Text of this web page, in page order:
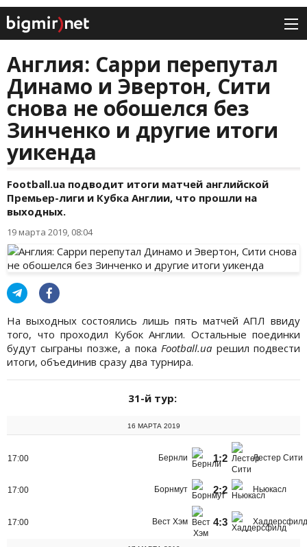
Англия: Сарри перепутал
Динамо и Эвертон, Сити
снова не обошелся без
Зинченко и другие итоги
уикенда
Football.ua подводит итоги матчей английской
Премьер-лиги и Кубка Англии, что прошли на
выходных.
19 марта 2019, 08:04
На выходных состоялись лишь пять матчей АПЛ ввиду
того, что проходил Кубок Англии. Остальные поединки
будут сыграны позже, а покаFootball.ua решил подвести
итоги, объединив сразу два турнира.
31-й тур:
16 МАРТА 2019
17:00 Бернли 1:2 Лестер Сити
17:00 Борнмут 2:2 Ньюкасл
17:00 Вест Хэм 4:3 Хаддерсфилд